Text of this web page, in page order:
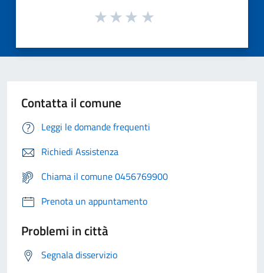
Contatta il comune
Leggi le domande frequenti
Richiedi Assistenza
Chiama il comune 0456769900
Prenota un appuntamento
Problemi in città
Segnala disservizio